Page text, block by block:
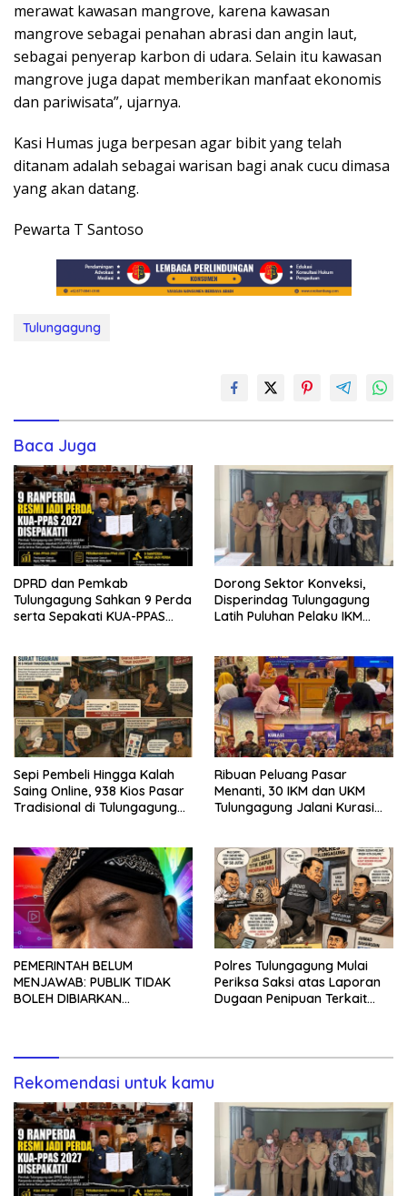
merawat kawasan mangrove, karena kawasan
mangrove sebagai penahan abrasi dan angin laut,
sebagai penyerap karbon di udara. Selain itu kawasan
mangrove juga dapat memberikan manfaat ekonomis
dan pariwisata”, ujarnya.
Kasi Humas juga berpesan agar bibit yang telah
ditanam adalah sebagai warisan bagi anak cucu dimasa
yang akan datang.
Pewarta T Santoso
Tulungagung
Baca Juga
DPRD dan Pemkab
Tulungagung Sahkan 9 Perda
serta Sepakati KUA-PPAS
Dorong Sektor Konveksi,
Disperindag Tulungagung
Latih Puluhan Pelaku IKM
Sepi Pembeli Hingga Kalah
Saing Online, 938 Kios Pasar
Tradisional di Tulungagung
Ribuan Peluang Pasar
Menanti, 30 IKM dan UKM
Tulungagung Jalani Kurasi
PEMERINTAH BELUM
MENJAWAB: PUBLIK TIDAK
BOLEH DIBIARKAN
Polres Tulungagung Mulai
Periksa Saksi atas Laporan
Dugaan Penipuan Terkait
Rekomendasi untuk kamu